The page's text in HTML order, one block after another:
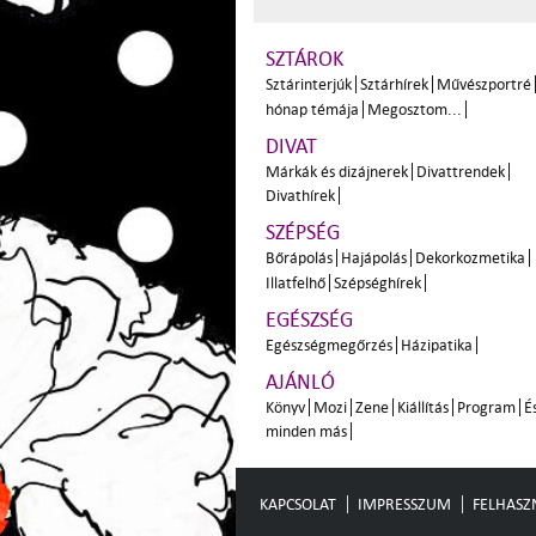
SZTÁROK
Sztárinterjúk Sztárhírek Művészportré
hónap témája Megosztom...
DIVAT
Márkák és dizájnerek Divattrendek
Divathírek
SZÉPSÉG
Bőrápolás Hajápolás Dekorkozmetika
Illatfelhő Szépséghírek
EGÉSZSÉG
Egészségmegőrzés Házipatika
AJÁNLÓ
Könyv Mozi Zene Kiállítás Program
minden más
KAPCSOLAT IMPRESSZUM